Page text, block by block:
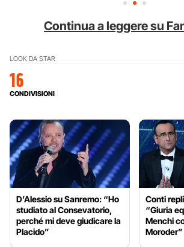
Continua a leggere su
LOOK DA STAR
16
CONDIVISIONI
D’Alessio su Sanremo: “Ho
studiato al Consevatorio,
perché mi deve giudicare la
Placido”
Conti
“Giuria
Menchi
Moroder”